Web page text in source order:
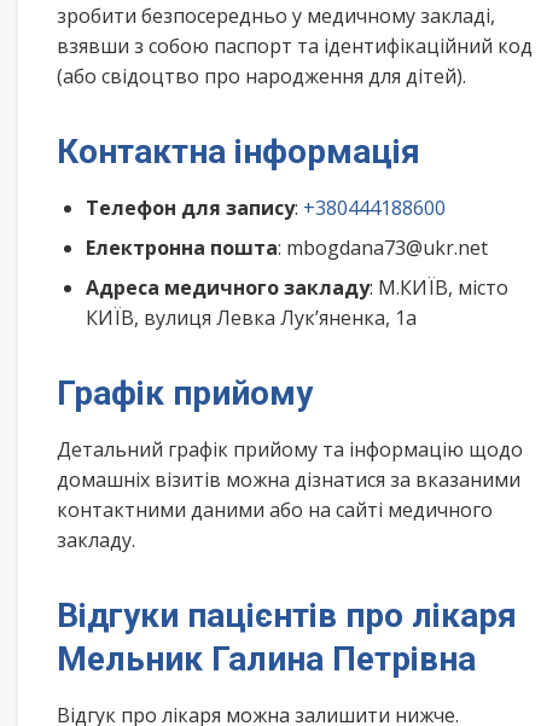
зробити безпосередньо у медичному закладі,
взявши з собою паспорт та ідентифікаційний код
(або свідоцтво про народження для дітей).
Контактна інформація
Телефон для запису: +380444188600
Електронна пошта: mbogdana73@ukr.net
Адреса медичного закладу: М.КИЇВ, місто
КИЇВ, вулиця Левка Лук’яненка, 1а
Графік прийому
Детальний графік прийому та інформацію щодо
домашніх візитів можна дізнатися за вказаними
контактними даними або на сайті медичного
закладу.
Відгуки пацієнтів про лікаря
Мельник Галина Петрівна
Відгук про лікаря можна залишити нижче.